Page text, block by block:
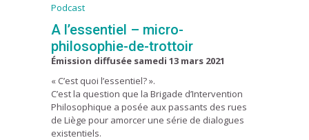
Podcast
A l’essentiel – micro-
philosophie-de-trottoir
Émission diffusée samedi 13 mars 2021
« C’est quoi l’essentiel? ».
C’est la question que la Brigade d’Intervention
Philosophique a posée aux passants des rues
de Liège pour amorcer une série de dialogues
existentiels.